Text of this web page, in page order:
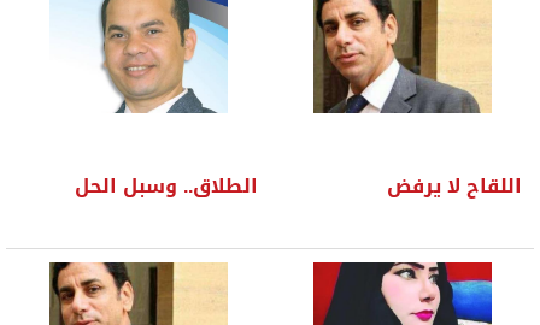
اللقاح لا يرفض الطلاق.. وسبل الحل